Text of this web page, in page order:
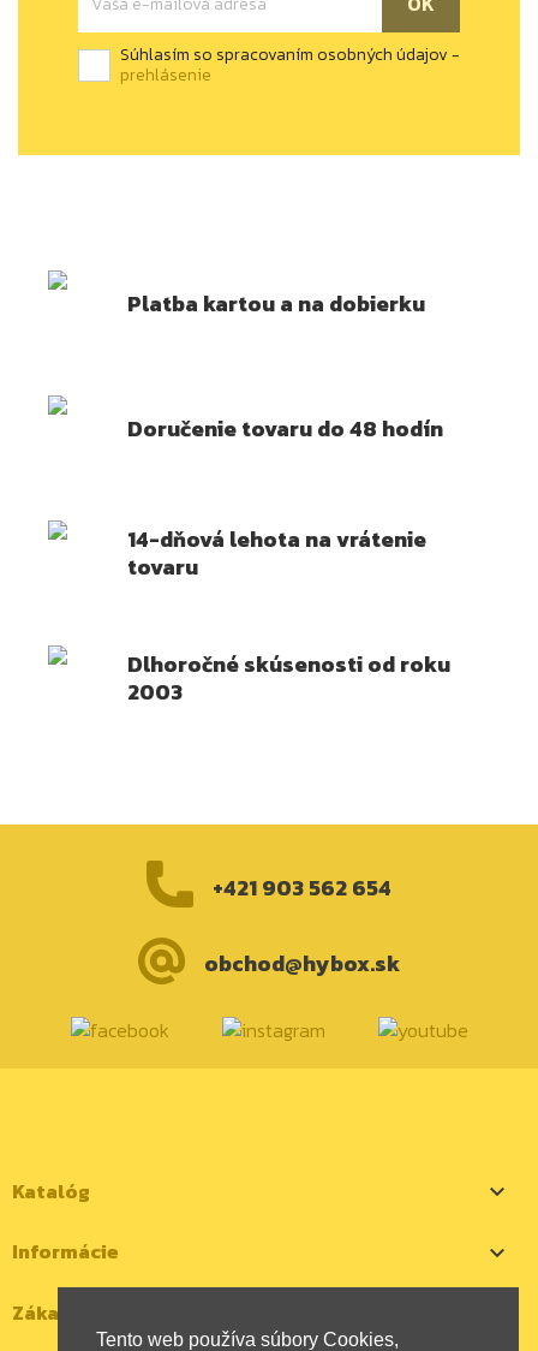
Tento web používa súbory Cookies,
Súhlasím so spracovaním osobných údajov -
prehlásenie
Platba kartou a na dobierku
Doručenie tovaru do 48 hodín
14-dňová lehota na vrátenie
tovaru
Dlhoročné skúsenosti od roku
2003
+421 903 562 654
obchod@hybox.sk
Katalóg 
Informácie 
Zákaznícky účet